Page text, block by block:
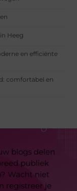
Heeg
en efficiënte
comfortabel en
blogs delen
publiek
Wacht niet
registreer je